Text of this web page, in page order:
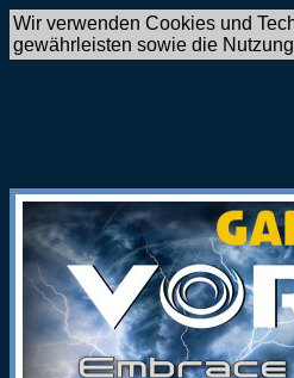
Wir verwenden Cookies und
gewährleisten sowie die